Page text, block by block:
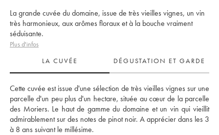
La grande cuvée du domaine, issue de très vieilles vignes, un vin
très harmonieux, aux arômes floraux et à la bouche vraiment
séduisante.
Plus d'infos
LA CUVÉE
DÉGUSTATION ET GARDE
Cette cuvée est issue d'une sélection de très vieilles vignes sur une
parcelle d'un peu plus d'un hectare, située au cœur de la parcelle
des Moriers. Le haut de gamme du domaine et un vin qui vieillit
admirablement sur des notes de pinot noir. A apprécier dans les 3
à 8 ans suivant le millésime.